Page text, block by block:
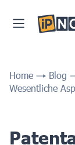
Home Blog
Wesentliche